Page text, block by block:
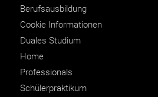
Berufsausbildung
Cookie Informationen
Duales Studium
Home
Professionals
Schülerpraktikum